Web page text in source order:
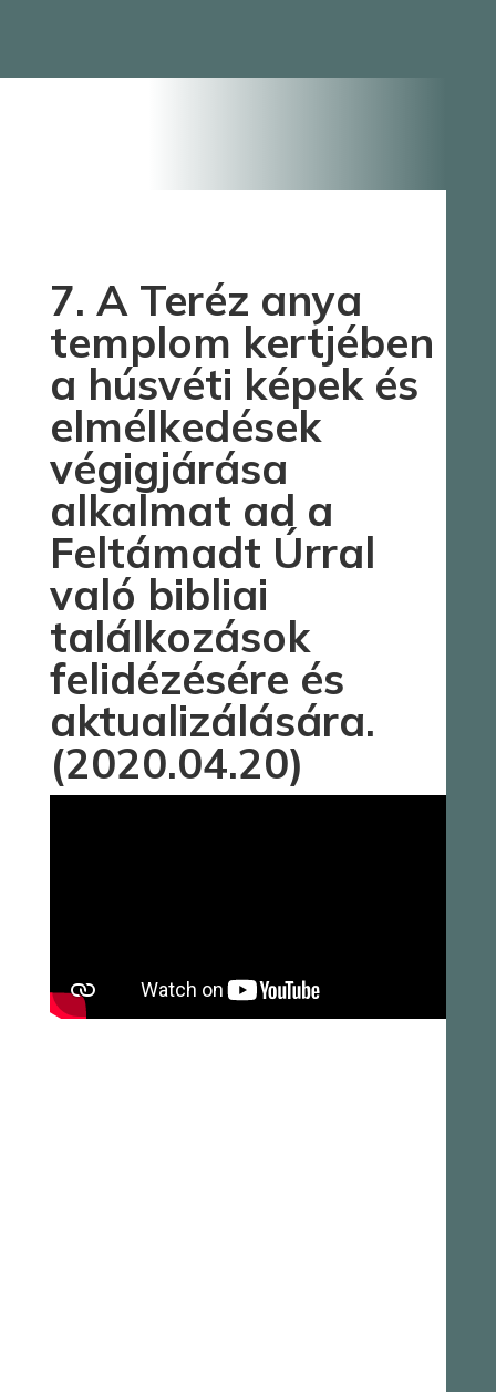
7. A Teréz anya
templom kertjében
a húsvéti képek és
elmélkedések
végigjárása
alkalmat ad a
Feltámadt Úrral
való bibliai
találkozások
felidézésére és
aktualizálására.
(2020.04.20)